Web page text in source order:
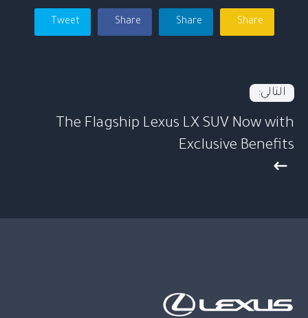
Tweet Share Share Share
التالي:
The Flagship Lexus LX SUV Now with
Exclusive Benefits